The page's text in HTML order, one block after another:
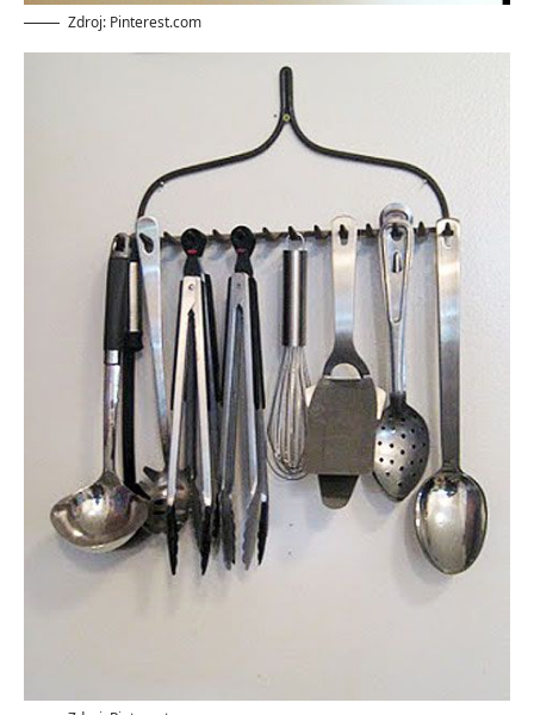
Zdroj: Pinterest.com